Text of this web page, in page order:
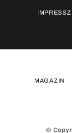
MAGAZIN
©